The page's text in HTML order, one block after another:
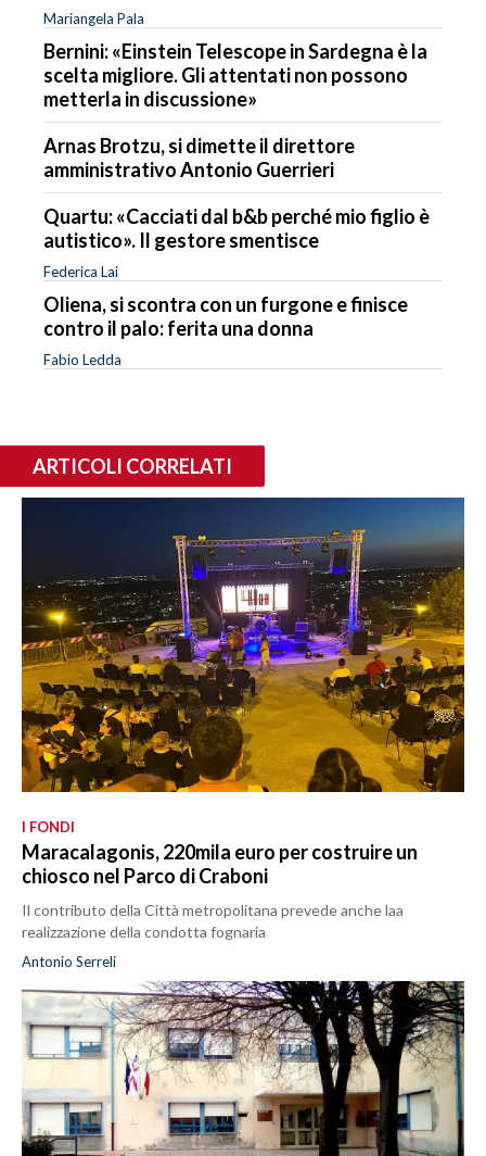
Mariangela Pala
Bernini: «Einstein Telescope in Sardegna è la
scelta migliore. Gli attentati non possono
metterla in discussione»
Arnas Brotzu, si dimette il direttore
amministrativo Antonio Guerrieri
Quartu: «Cacciati dal b&b perché mio figlio è
autistico». Il gestore smentisce
Federica Lai
Oliena, si scontra con un furgone e finisce
contro il palo: ferita una donna
Fabio Ledda
ARTICOLI CORRELATI
I FONDI
Maracalagonis, 220mila euro per costruire un
chiosco nel Parco di Craboni
Il contributo della Città metropolitana prevede anche laa
realizzazione della condotta fognaria
Antonio Serreli